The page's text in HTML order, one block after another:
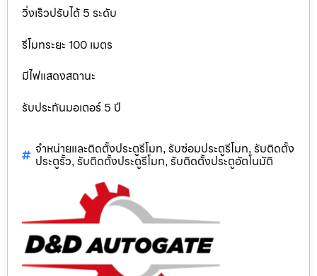
วิ่งเร็วปรับได้ 5 ระดับ
รีโมทระยะ 100 เมตร
มีไฟแสดงสถานะ
รับประกันมอเตอร์ 5 ปี
จำหน่ายและติดตั้งประตูรีโมท, รับซ่อมประตูรีโมท, รับติดตั้ง
ประตูรั้ว, รับติดตั้งประตูรีโมท, รับติดตั้งประตูอัตโนมัติ